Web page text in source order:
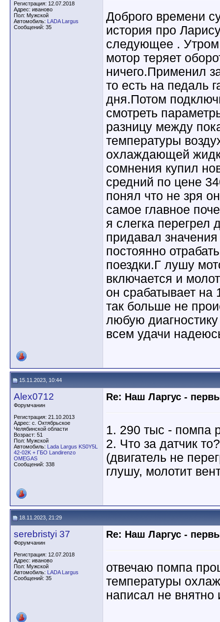
Регистрация: 12.07.2018
Адрес: иваново
Пол: Мужской
Автомобиль: LADA Largus
Сообщений: 35
Доброго времени
история про
следующее . Утром
мотор теряет
ничего.Применил
то есть на педаль
дня.Потом
смотреть
разницу между
температуры
охлаждающей
сомнения купил
средний по цене
понял что не зря
самое главное
я слегка перегрел
придавал
постоянно
поездки.Г лушу
включается и
он срабатывает
так больше не
любую
всем удачи
15.11.2023, 10:44
Alex0712
Форумчанин
Регистрация: 21.10.2013
Адрес: с. Октябрьское
Челябинской области
Возраст: 51
Пол: Мужской
Автомобиль: Lada Largus KS0Y5L
42-02K + ГБО Landirenzo
OMEGAS
Сообщений: 338
Re: Наш Ларгус -
1. 290 тыс - помпа
2. Что за датчик
(двигатель не
глушу, молотит
18.11.2023, 21:29
serebristyi 37
Форумчанин
Регистрация: 12.07.2018
Адрес: иваново
Пол: Мужской
Автомобиль: LADA Largus
Сообщений: 35
Re: Наш Ларгус -
отвечаю помпа
температуры
написал не внятно